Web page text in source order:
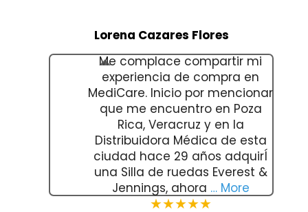
Lorena Cazares Flores
Me complace compartir mi
experiencia de compra en
MediCare. Inicio por mencionar
que me encuentro en Poza
Rica, Veracruz y en la
Distribuidora Médica de esta
ciudad hace 29 años adquirÍ
una Silla de ruedas Everest &
Jennings, ahora … More
★★★★★